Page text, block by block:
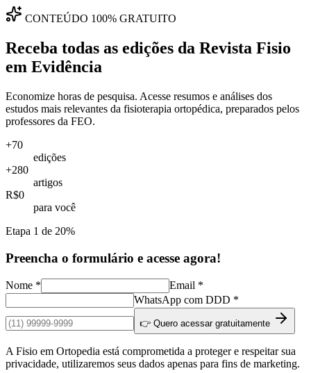
CONTEÚDO 100% GRATUITO
Receba todas as edições da Revista Fisio
em Evidência
Economize horas de pesquisa. Acesse resumos e análises dos
estudos mais relevantes da fisioterapia ortopédica, preparados pelos
professores da FEO.
+70
edições
+280
artigos
R$0
para você
Etapa 1 de 20%
Preencha o formulário e acesse agora!
Nome *
Email *
WhatsApp com DDD *
👉 Quero acessar gratuitamente
A Fisio em Ortopedia está comprometida a proteger e respeitar sua
privacidade, utilizaremos seus dados apenas para fins de marketing.